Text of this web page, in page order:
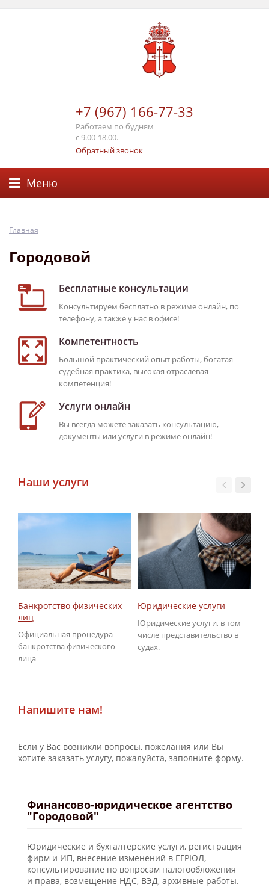
+7 (967) 166-77-33
Работаем по будням
с 9.00-18.00.
Обратный звонок
Меню
Главная
Городовой
Бесплатные консультации
Консультируем бесплатно в режиме онлайн, по
телефону, а также у нас в офисе!
Компетентность
Большой практический опыт работы, богатая
судебная практика, высокая отраслевая
компетенция!
Услуги онлайн
Вы всегда можете заказать консультацию,
документы или услуги в режиме онлайн!
Наши услуги
Банкротство физических
лиц
Официальная процедура
банкротства физического
лица
Юридические услуги
Юридические услуги, в том
числе представительство в
судах.
Напишите нам!
Если у Вас возникли вопросы, пожелания или Вы
хотите заказать услугу, пожалуйста, заполните форму.
Финансово-юридическое агентство
"Городовой"
Юридические и бухгалтерские услуги, регистрация
фирм и ИП, внесение изменений в ЕГРЮЛ,
консультирование по вопросам налогообложения
и права, возмещение НДС, ВЭД, архивные работы.